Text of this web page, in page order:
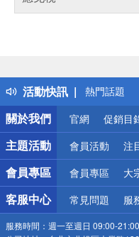
活動快訊
得獎公告
熱門話題
銀行優惠
偏遠地區配
詐騙網頁！
關於我們
官網 促銷目
主題活動 會員活動 注
會員專區 會員專區 大
客服中心 常見問題 服
服務時間： 週一至週日 09:00-